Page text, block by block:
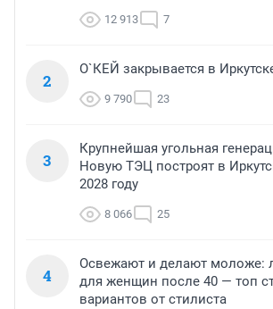
12 913 7
2
О`КЕЙ закрывается в
9 790 23
3
Крупнейшая угольная
Новую ТЭЦ построят в
2028 году
8 066 25
4
Освежают и делают моложе:
для женщин после 40 — топ
вариантов от стилиста